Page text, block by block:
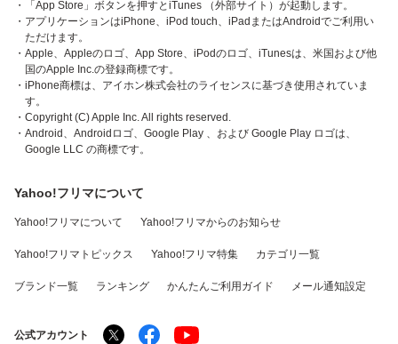
・「App Store」ボタンを押すとiTunes （外部サイト）が起動します。
・アプリケーションはiPhone、iPod touch、iPadまたはAndroidでご利用い
ただけます。
・Apple、Appleのロゴ、App Store、iPodのロゴ、iTunesは、米国および他
国のApple Inc.の登録商標です。
・iPhone商標は、アイホン株式会社のライセンスに基づき使用されていま
す。
・Copyright (C) Apple Inc. All rights reserved.
・Android、Androidロゴ、Google Play 、および Google Play ロゴは、
Google LLC の商標です。
Yahoo!フリマについて
Yahoo!フリマについて Yahoo!フリマからのお知らせ
Yahoo!フリマトピックス Yahoo!フリマ特集 カテゴリ一覧
ブランド一覧 ランキング かんたんご利用ガイド メール通知設定
公式アカウント